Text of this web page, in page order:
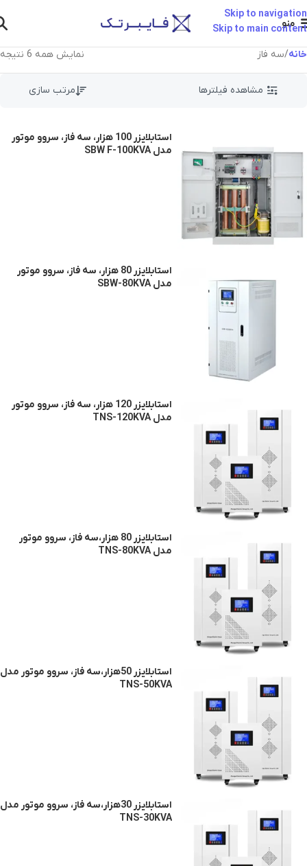
Skip to navigation
Skip to main content
منو
خانه سه فاز نمایش همه 6 نتیجه
مشاهده فیلترها
استابلایزر 100 هزار، سه فاز، سروو موتور
مدل SBW F-100KVA
استابلایزر 80 هزار، سه فاز، سروو موتور
مدل SBW-80KVA
استابلایزر 120 هزار، سه فاز، سروو موتور
مدل TNS-120KVA
استابلایزر 80 هزار،سه فاز، سروو موتور
مدل TNS-80KVA
استابلایزر 50هزار،سه فاز، سروو موتور مدل
TNS-50KVA
استابلایزر 30هزار،سه فاز، سروو موتور مدل
TNS-30KVA